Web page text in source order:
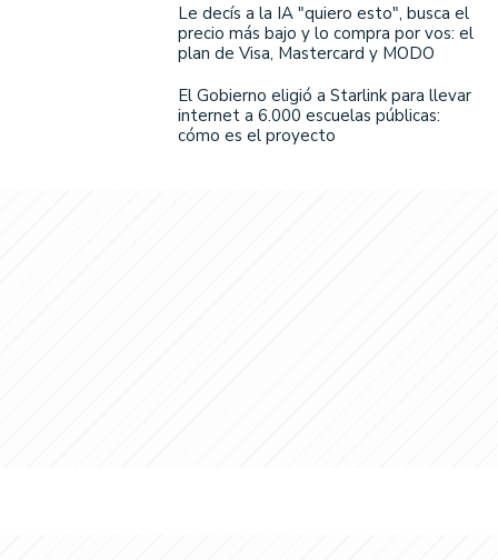
Le decís a la IA "quiero esto", busca el
precio más bajo y lo compra por vos: el
plan de Visa, Mastercard y MODO
El Gobierno eligió a Starlink para llevar
internet a 6.000 escuelas públicas:
cómo es el proyecto